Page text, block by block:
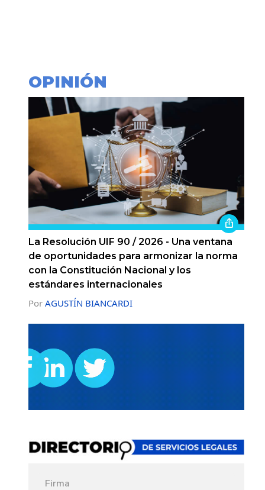
OPINIÓN
La Resolución UIF 90 / 2026 - Una ventana
de oportunidades para armonizar la norma
con la Constitución Nacional y los
estándares internacionales
Por AGUSTÍN BIANCARDI